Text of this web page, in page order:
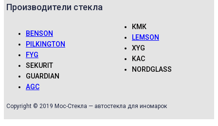
Производители стекла
BENSON
PILKINGTON
FYG
SEKURIT
GUARDIAN
AGC
КМК
LEMSON
XYG
KAC
NORDGLASS
Copyright © 2019 Мос-Стекла — автостекла для иномарок